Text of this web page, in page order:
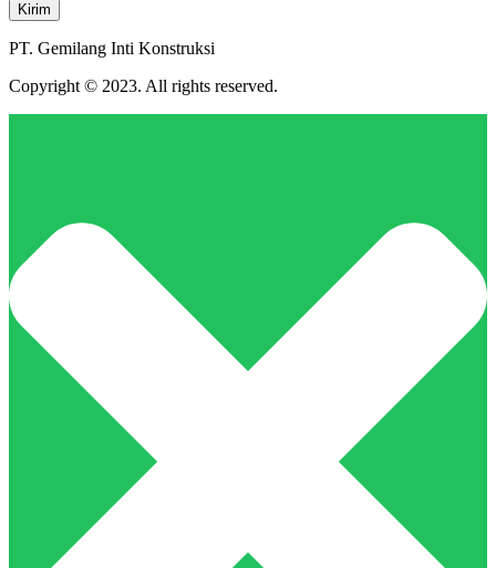
Kirim
PT. Gemilang Inti Konstruksi
Copyright © 2023. All rights reserved.